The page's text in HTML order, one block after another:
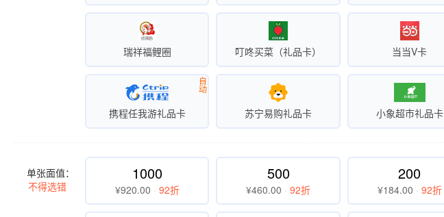
瑞祥福鲤圈 叮咚买菜（礼品卡） 当当V卡
携程任我游礼品卡
自
动
苏宁易购礼品卡 小象超市礼品卡
单张面值：
不得选错
1000
¥920.00 · 92折
500
¥460.00 · 92折
200
¥184.00 · 92折